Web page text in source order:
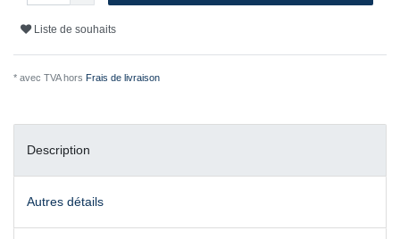
Liste de souhaits
* avec TVA hors Frais de livraison
Description
Autres détails